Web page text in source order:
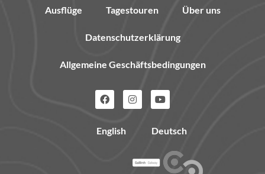
Ausflüge Tagestouren Über uns
Datenschutzerklärung
Allgemeine Geschäftsbedingungen
FacebookInstagramYoutube
English Deutsch